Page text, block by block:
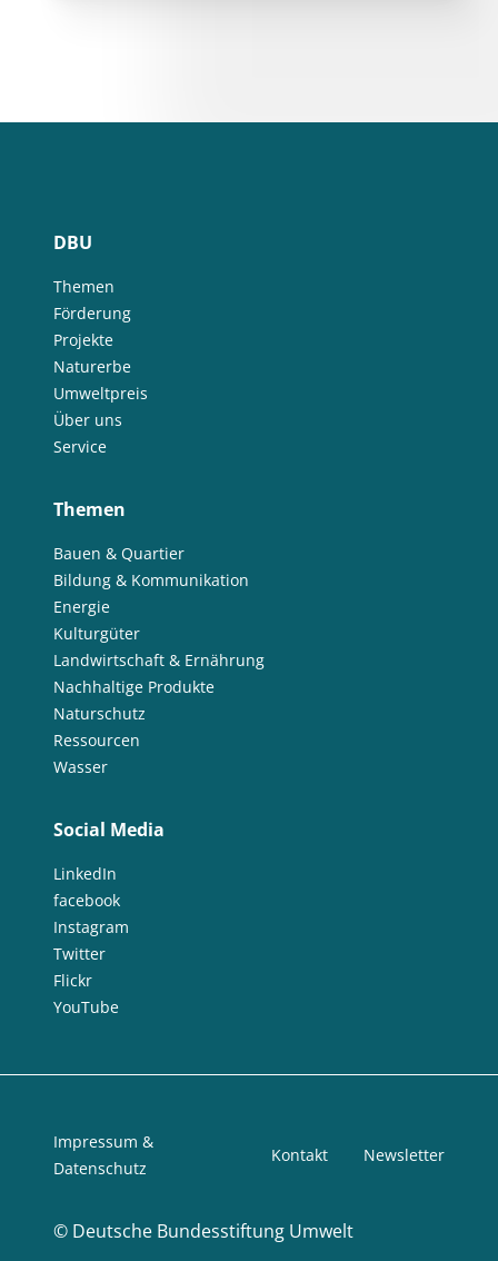
DBU
Themen
Förderung
Projekte
Naturerbe
Umweltpreis
Über uns
Service
Themen
Bauen & Quartier
Bildung & Kommunikation
Energie
Kulturgüter
Landwirtschaft & Ernährung
Nachhaltige Produkte
Naturschutz
Ressourcen
Wasser
Social Media
LinkedIn
facebook
Instagram
Twitter
Flickr
YouTube
© Deutsche Bundesstiftung Umwelt
Impressum &
Datenschutz
Kontakt Newsletter